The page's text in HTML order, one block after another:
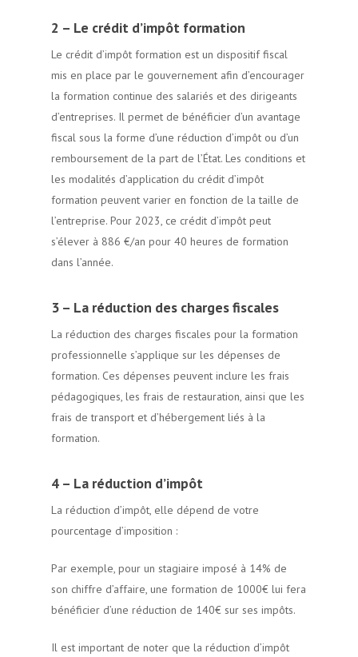
2 – Le crédit d’impôt formation
Le crédit d’impôt formation est un dispositif fiscal
mis en place par le gouvernement afin d’encourager
la formation continue des salariés et des dirigeants
d’entreprises. Il permet de bénéficier d’un avantage
fiscal sous la forme d’une réduction d’impôt ou d’un
remboursement de la part de l’État. Les conditions et
les modalités d’application du crédit d’impôt
formation peuvent varier en fonction de la taille de
l’entreprise. Pour 2023, ce crédit d’impôt peut
s’élever à 886 €/an pour 40 heures de formation
dans l’année.
3 – La réduction des charges fiscales
La réduction des charges fiscales pour la formation
professionnelle s’applique sur les dépenses de
formation. Ces dépenses peuvent inclure les frais
pédagogiques, les frais de restauration, ainsi que les
frais de transport et d’hébergement liés à la
formation.
4 – La réduction d’impôt
La réduction d’impôt, elle dépend de votre
pourcentage d’imposition :
Par exemple, pour un stagiaire imposé à 14% de
son chiffre d’affaire, une formation de 1000€ lui fera
bénéficier d’une réduction de 140€ sur ses impôts.
Il est important de noter que la réduction d’impôt